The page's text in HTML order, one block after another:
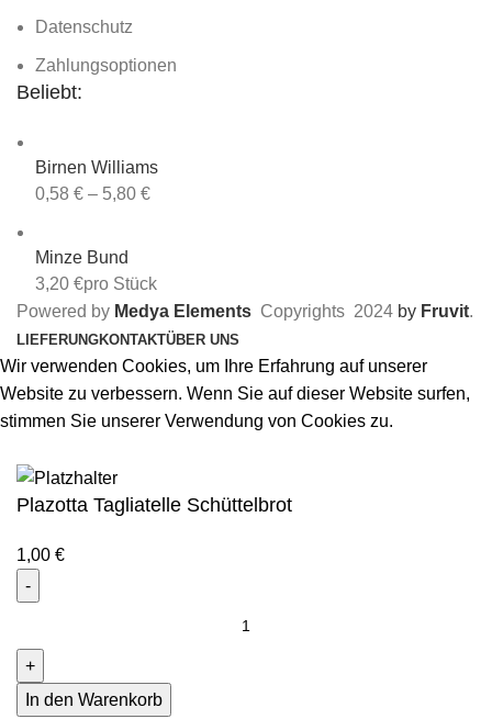
Datenschutz
Zahlungsoptionen
Beliebt:
Birnen Williams
0,58 € – 5,80 €
Minze Bund
3,20 €pro Stück
Powered by Medya Elements Copyrights 2024 by Fruvit.
LIEFERUNGKONTAKTÜBER UNS
Wir verwenden Cookies, um Ihre Erfahrung auf unserer
Website zu verbessern. Wenn Sie auf dieser Website surfen,
stimmen Sie unserer Verwendung von Cookies zu.
Plazotta Tagliatelle Schüttelbrot
1,00 €
In den Warenkorb